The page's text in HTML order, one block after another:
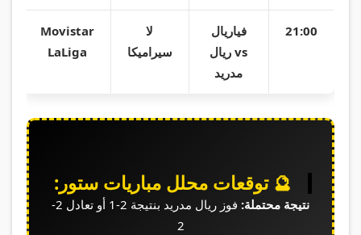
21:00
فياريال
vs ريال
مدريد
لا
سيراميكا
Movistar
LaLiga
🔮 توقعات محلل مباريات ستور:
نتيجة محتملة:
فوز ريال مدريد بنتيجة 2-1 أو تعادل 2-
2